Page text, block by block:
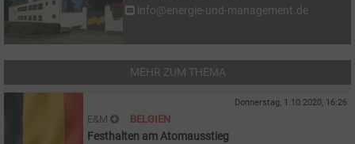
info@energie-und-management.de
MEHR ZUM THEMA
Donnerstag, 1.10.2020, 16:26
E&M BELGIEN
Festhalten am Atomausstieg